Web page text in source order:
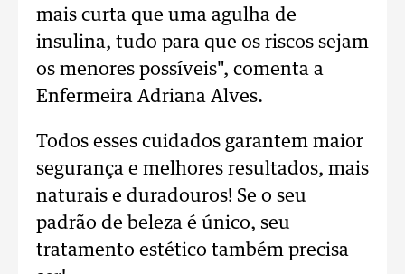
mais curta que uma agulha de
insulina, tudo para que os riscos sejam
os menores possíveis", comenta a
Enfermeira Adriana Alves.
Todos esses cuidados garantem maior
segurança e melhores resultados, mais
naturais e duradouros! Se o seu
padrão de beleza é único, seu
tratamento estético também precisa